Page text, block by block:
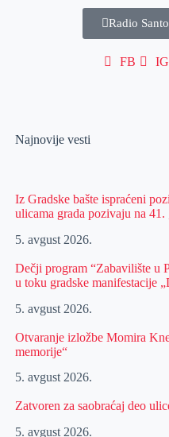
Radio
FB IG
Najnovije vesti
Iz Gradske bašte ispraćeni
ulicama grada pozivaju na 41.
5. avgust 2026.
Dečji program “Zabavilište u
u toku gradske manifestacije
5. avgust 2026.
Otvaranje izložbe Momira
memorije“
5. avgust 2026.
Zatvoren za saobraćaj deo
5. avgust 2026.